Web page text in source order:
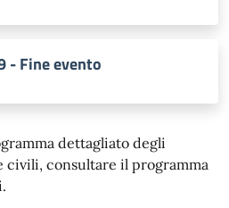
- Fine evento
dettagliato degli
consultare il programma